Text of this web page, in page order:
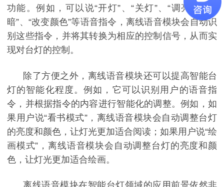
功能。例如，可以说“开灯”、“关灯”、“调亮”、“调
暗”、“改变颜色”等语音指令，离线语音模块会自动识
别这些指令，并将其转换为相应的控制信号，从而实
现对台灯的控制。
除了方便之外，离线语音模块还可以提高智能台
灯的智能化程度。例如，它可以识别用户的语音指
令，并根据指令的内容进行智能化的调整。例如，如
果用户说“看书模式”，离线语音模块会自动调整台灯
的亮度和颜色，让灯光更加适合阅读；如果用户说“绘
画模式”，离线语音模块会自动调整台灯的亮度和颜
色，让灯光更加适合绘画。
离线语音模块在智能台灯领域的应用前景依然非